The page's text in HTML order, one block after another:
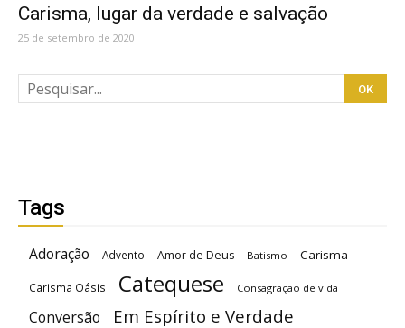
Carisma, lugar da verdade e salvação
25 de setembro de 2020
Tags
Adoração Advento Amor de Deus Batismo Carisma
Carisma Oásis Catequese Consagração de vida
Conversão Em Espírito e Verdade